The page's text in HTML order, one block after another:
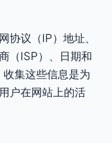
协议（IP）地址、
（ISP）、日期和
集这些信息是为
户在网站上的活